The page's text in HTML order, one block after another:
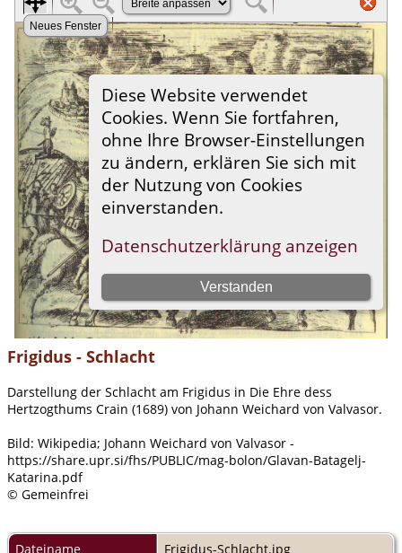
Frigidus - Schlacht
Darstellung der Schlacht am Frigidus in Die Ehre dess
Hertzogthums Crain (1689) von Johann Weichard von Valvasor.
Bild: Wikipedia; Johann Weichard von Valvasor -
https://share.upr.si/fhs/PUBLIC/mag-bolon/Glavan-Batagelj-
Katarina.pdf
© Gemeinfrei
Dateiname Frigidus-Schlacht.jpg